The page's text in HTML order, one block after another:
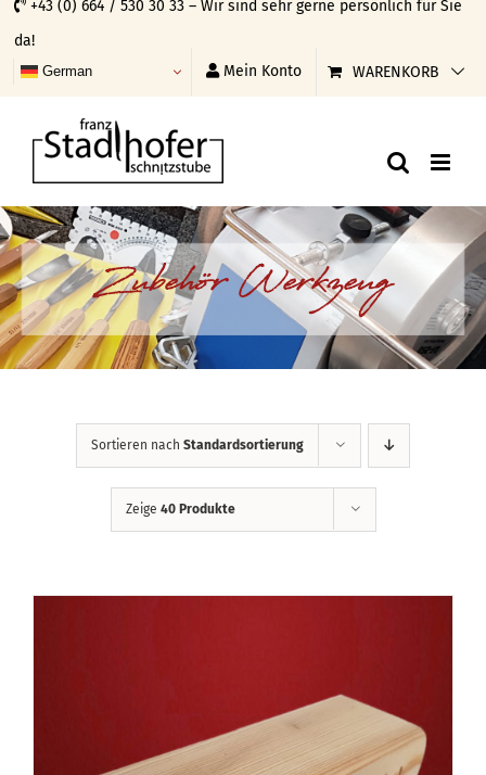
Skip
to
content
+43 (0) 664 / 530 30 33 – Wir sind sehr gerne persönlich für Sie
da!
German Mein Konto WARENKORB
Zubehör Werkzeug
Sortieren nach Standardsortierung
Zeige 40 Produkte